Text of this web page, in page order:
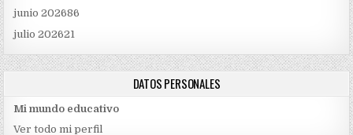
junio 202686
julio 202621
DATOS PERSONALES
Mi mundo educativo
Ver todo mi perfil